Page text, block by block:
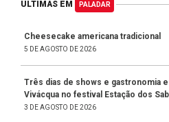
ÚLTIMAS EM PALADAR
Cheesecake americana tradicional
5 DE AGOSTO DE 2026
Três dias de shows e gastronomia
Vivácqua no festival Estação dos
3 DE AGOSTO DE 2026